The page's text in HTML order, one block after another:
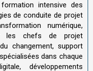
intensive des
de conduite de projet
numérique,
les chefs de projet
changement, support
dans chaque
développements